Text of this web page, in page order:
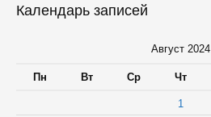
Календарь записей
Август 2024
Пн Вт Ср Чт
1